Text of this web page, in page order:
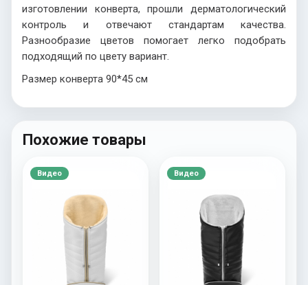
изготовлении конверта, прошли дерматологический
контроль и отвечают стандартам качества.
Разнообразие цветов помогает легко подобрать
подходящий по цвету вариант.
Размер конверта 90*45 см
Похожие товары
Видео Видео